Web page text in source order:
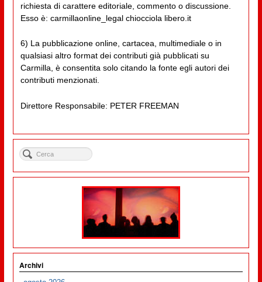
richiesta di carattere editoriale, commento o discussione.
Esso è: carmillaonline_legal chiocciola libero.it
6) La pubblicazione online, cartacea, multimediale o in
qualsiasi altro format dei contributi già pubblicati su
Carmilla, è consentita solo citando la fonte egli autori dei
contributi menzionati.
Direttore Responsabile: PETER FREEMAN
Archivi